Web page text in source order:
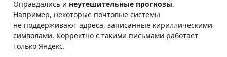
Оправдались и неутешительные прогнозы.
Например, некоторые почтовые системы
не поддерживают адреса, записанные кириллическими
символами. Корректно с такими письмами работает
только Яндекс.